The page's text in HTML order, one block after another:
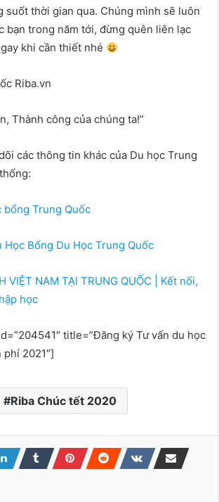
suốt thời gian qua. Chúng mình sẽ luôn
bạn trong năm tới, đừng quên liên lạc
khi cần thiết nhé
Riba.vn
Thành công của chúng ta!”
các thông tin khác của Du học Trung
bổng Trung Quốc
Học Bổng Du Học Trung Quốc
VIỆT NAM TẠI TRUNG QUỐC | Kết nối,
học
title=”Đăng ký Tư vấn du học
2021″]
Riba Chúc tết 2020